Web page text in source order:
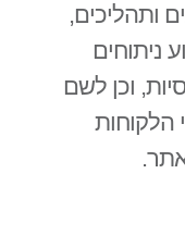
ותהליכים,
ניתוחים
וכן לשם